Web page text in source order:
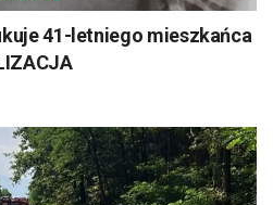
41-letniego mieszkańca